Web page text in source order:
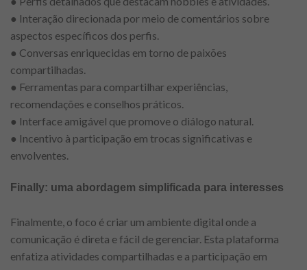
● Interação direcionada por meio de comentários sobre
aspectos específicos dos perfis.
● Conversas enriquecidas em torno de paixões
compartilhadas.
● Ferramentas para compartilhar experiências,
recomendações e conselhos práticos.
● Interface amigável que promove o diálogo natural.
● Incentivo à participação em trocas significativas e
envolventes.
Finally: uma abordagem simplificada para interesses
Finalmente, o foco é criar um ambiente digital onde a
comunicação é direta e fácil de gerenciar. Esta plataforma
enfatiza atividades compartilhadas e a participação em